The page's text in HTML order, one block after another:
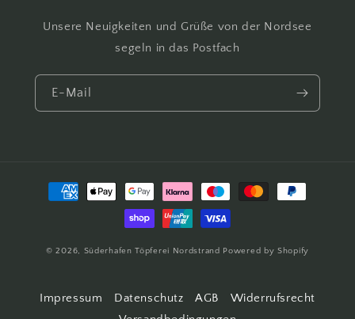
Unsere Neuigkeiten und Grüße von der Nordsee
segeln in das Postfach
E-Mail
Zahlungsmethoden
© 2026, Süderhafen Töpferei Nordstrand Powered by Shopify
Impressum Datenschutz AGB
Widerrufsrecht